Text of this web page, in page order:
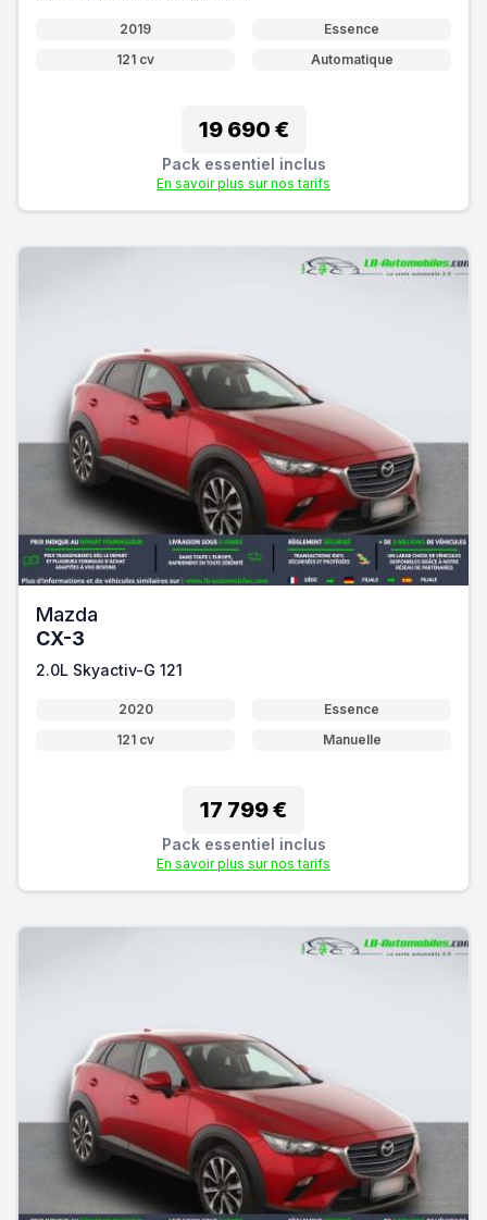
2019
Essence
121 cv
Automatique
19 690 €
Pack essentiel inclus
En savoir plus sur nos tarifs
Mazda
CX-3
2.0L Skyactiv-G 121
2020
Essence
121 cv
Manuelle
17 799 €
Pack essentiel inclus
En savoir plus sur nos tarifs